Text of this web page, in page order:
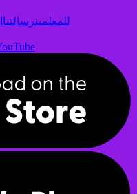
للمعلمينرسالتنا